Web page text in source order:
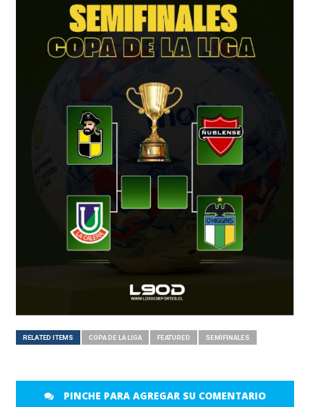
RELATED ITEMS COPA DE LA LIGA FEATURED SEMIFINALES
PINCHE PARA AGREGAR SU COMENTARIO